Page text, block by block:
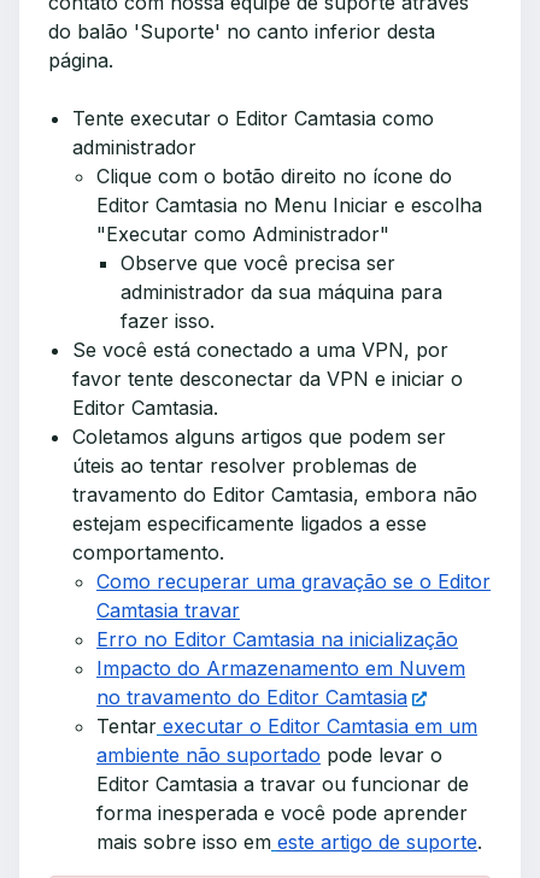
do balão 'Suporte' no canto inferior desta
página.
Tente executar o Editor Camtasia como
administrador
Clique com o botão direito no ícone do
Editor Camtasia no Menu Iniciar e escolha
"Executar como Administrador"
Observe que você precisa ser
administrador da sua máquina para
fazer isso.
Se você está conectado a uma VPN, por
favor tente desconectar da VPN e iniciar o
Editor Camtasia.
Coletamos alguns artigos que podem ser
úteis ao tentar resolver problemas de
travamento do Editor Camtasia, embora não
estejam especificamente ligados a esse
comportamento.
Como recuperar uma gravação se o Editor
Camtasia travar
Erro no Editor Camtasia na inicialização
Impacto do Armazenamento em Nuvem
no travamento do Editor Camtasia
Tentar executar o Editor Camtasia em um
ambiente não suportado pode levar o
Editor Camtasia a travar ou funcionar de
forma inesperada e você pode aprender
mais sobre isso em este artigo de suporte.